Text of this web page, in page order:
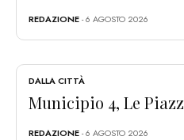
REDAZIONE- 6 AGOSTO 2026
DALLA CITTÀ
Municipio 4, Le
REDAZIONE- 6 AGOSTO 2026